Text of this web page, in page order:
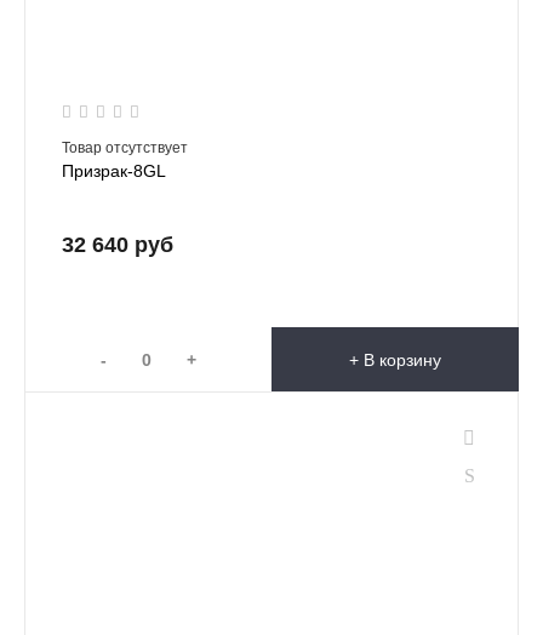
Товар отсутствует
Призрак-8GL
32 640 руб
- + + В корзину